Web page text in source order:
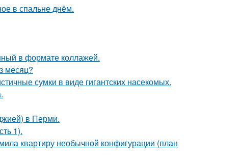
в спальне днём.
в формате коллажей.
месяц?
сумки в виде гигантских насекомых.
в Перми.
1).
квартиру необычной конфигурации (план